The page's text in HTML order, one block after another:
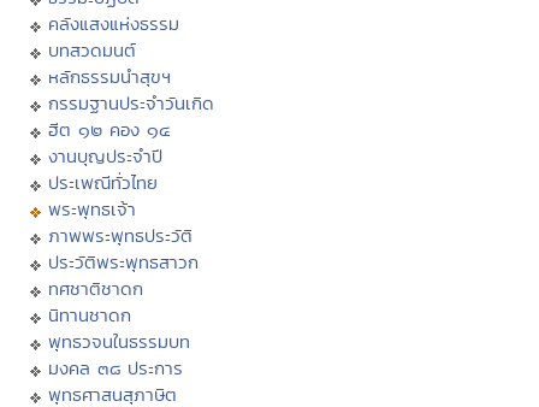
คลังแสงแห่งธรรม
บทสวดมนต์
หลักธรรมนำสุขฯ
กรรมฐานประจำวันเกิด
ฮีต ๑๒ คอง ๑๔
งานบุญประจำปี
ประเพณีทั่วไทย
พระพุทธเจ้า
ภาพพระพุทธประวัติ
ประวัติพระพุทธสาวก
ทศชาติชาดก
นิทานชาดก
พุทธวจนในธรรมบท
มงคล ๓๘ ประการ
พุทธศาสนสุภาษิต